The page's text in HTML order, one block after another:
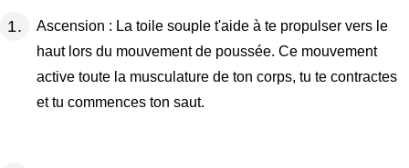
Ascension : La toile souple t'aide à te propulser vers le
haut lors du mouvement de poussée. Ce mouvement
active toute la musculature de ton corps, tu te contractes
et tu commences ton saut.